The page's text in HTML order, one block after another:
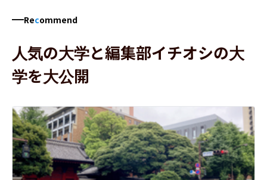
Recommend
人気の大学と編集部イチオシの大
学を大公開